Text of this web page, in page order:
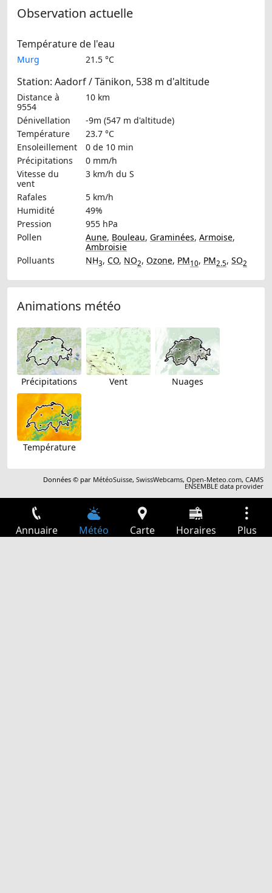
Observation actuelle
Température de l'eau
Murg 21.5 °C
Station: Aadorf / Tänikon, 538 m d'altitude
Distance à
9554
10 km
Dénivellation
-9m (547 m d'altitude)
Température
23.7 °C
Ensoleillement
0 de 10 min
Précipitations
0 mm/h
Vitesse du
vent
3 km/h du S
Rafales
5 km/h
Humidité
49%
Pression
955 hPa
Pollen
Aune, Bouleau, Graminées, Armoise,
Ambroisie
Polluants
NH3, CO, NO2, Ozone, PM10, PM2.5, SO2
Animations météo
Précipitations Vent Nuages
Température
Données © par MétéoSuisse,SwissWebcams,Open-Meteo.com,CAMS
ENSEMBLE data provider
Annuaire Météo Carte Horaires Plus